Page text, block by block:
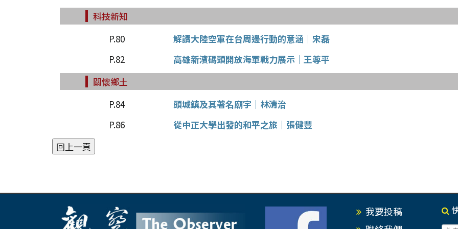
科技新知
P.80
解讀大陸空軍在台周邊行動的意涵│宋磊
P.82
高雄新濱碼頭開放海軍戰力展示│王尊平
關懷鄉土
P.84
頭城鎮及其著名廟宇│林清治
P.86
從中正大學出發的和平之旅│張健豐
我要投稿